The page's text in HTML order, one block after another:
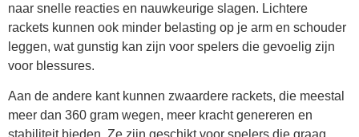
naar snelle reacties en nauwkeurige slagen. Lichtere
rackets kunnen ook minder belasting op je arm en schouder
leggen, wat gunstig kan zijn voor spelers die gevoelig zijn
voor blessures.
Aan de andere kant kunnen zwaardere rackets, die meestal
meer dan 360 gram wegen, meer kracht genereren en
stabiliteit bieden. Ze zijn geschikt voor spelers die graag